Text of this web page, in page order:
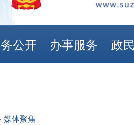
公开 办事服务 政
媒体聚焦